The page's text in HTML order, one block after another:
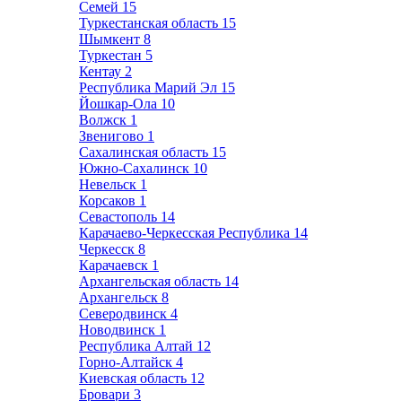
Семей 15
Туркестанская область 15
Шымкент 8
Туркестан 5
Кентау 2
Республика Марий Эл 15
Йошкар-Ола 10
Волжск 1
Звенигово 1
Сахалинская область 15
Южно-Сахалинск 10
Невельск 1
Корсаков 1
Севастополь 14
Карачаево-Черкесская Республика 14
Черкесск 8
Карачаевск 1
Архангельская область 14
Архангельск 8
Северодвинск 4
Новодвинск 1
Республика Алтай 12
Горно-Алтайск 4
Киевская область 12
Бровари 3